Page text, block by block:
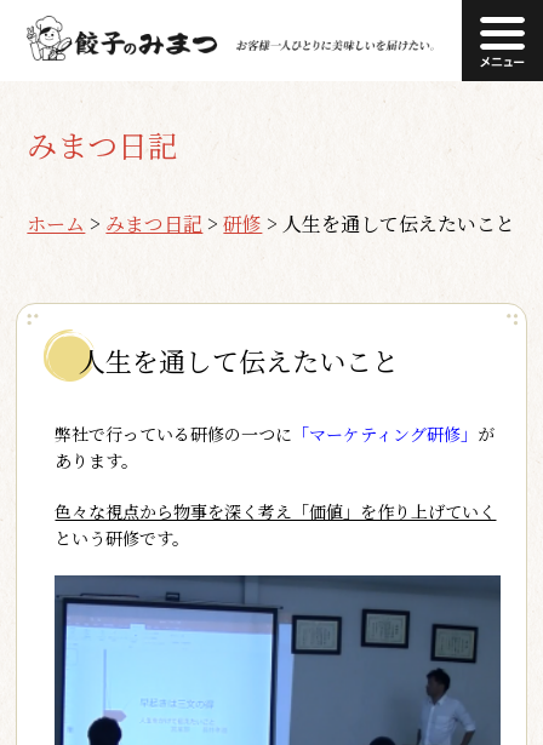
みまつ日記
ホーム > みまつ日記 >研修 > 人生を通して伝えたいこと
人生を通して伝えたいこと
弊社で行っている研修の一つに 「マーケティング研修」 が
あります。
色々な視点から物事を深く考え「価値」を作り上げていく
という研修です。